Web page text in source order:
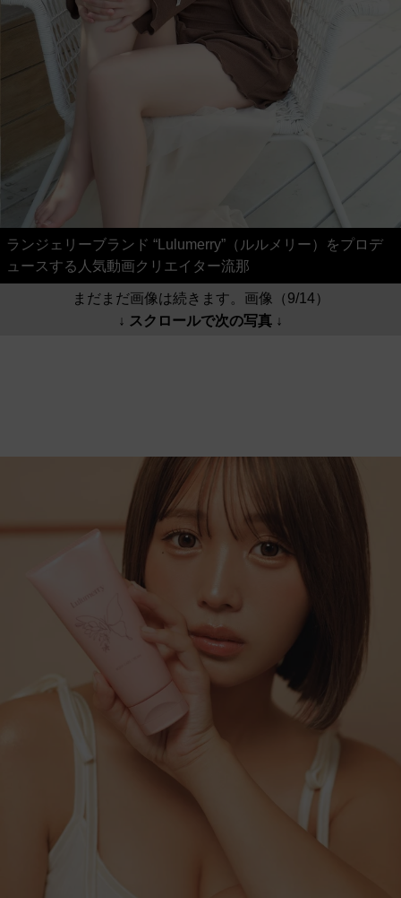
ランジェリーブランド “Lulumerry”（ルルメリー）をプロデ
ュースする人気動画クリエイター流那
まだまだ画像は続きます。画像（9/14）
↓ スクロールで次の写真 ↓